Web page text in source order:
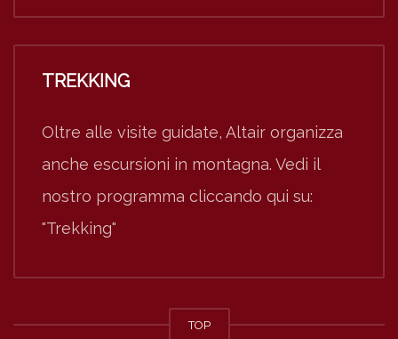
TREKKING
Oltre alle visite guidate, Altair organizza
anche escursioni in montagna. Vedi il
nostro programma cliccando qui su:
"Trekking"
TOP